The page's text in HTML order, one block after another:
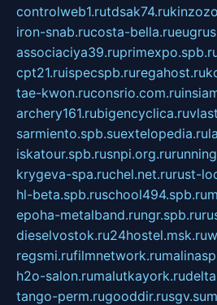
controlweb1.rutdsak74.ru
iron-snab.rucosta-bella.ru
associaciya39.ru
cpt21.ruispecspb.ruregahost.ru
tae-kwon.ruconsrio.com.ru
archery161.rubigencyclica.ru
sarmiento.spb.suextelopedia.ru
iskatour.spb.rusnpi.org.ru
krygeva-spa.ruchel.net.rurust-
hl-beta.spb.ruschool494.spb.ru
epoha-metalband.rungr.spb.ru
dieselvostok.ru24hostel.msk.ru
regsmi.rufilmnetwork.ru
h2o-salon.rumalutkayork.ru
tango-perm.rugooddir.rusgv.su